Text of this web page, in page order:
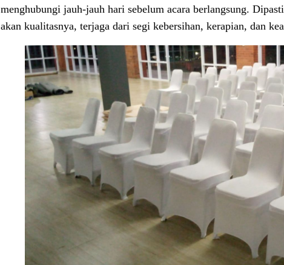
menghubungi jauh-jauh hari sebelum acara berlangsung.
akan kualitasnya, terjaga dari segi kebersihan, kerapian, dan